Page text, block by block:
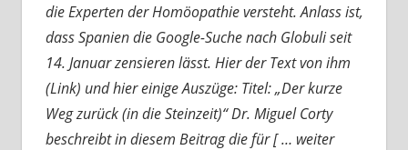
die Experten der Homöopathie versteht. Anlass ist,
dass Spanien die Google-Suche nach Globuli seit
14. Januar zensieren lässt. Hier der Text von ihm
(Link) und hier einige Auszüge: Titel: „Der kurze
Weg zurück (in die Steinzeit)“ Dr. Miguel Corty
beschreibt in diesem Beitrag die für [ … weiter